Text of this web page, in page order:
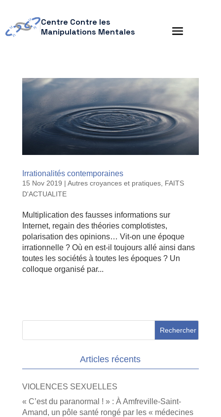
Centre Contre les
Manipulations Mentales
Irrationalités contemporaines
15 Nov 2019 | Autres croyances et pratiques, FAITS
D'ACTUALITE
Multiplication des fausses informations sur
Internet, regain des théories complotistes,
polarisation des opinions… Vit-on une époque
irrationnelle ? Où en est-il toujours allé ainsi dans
toutes les sociétés à toutes les époques ? Un
colloque organisé par...
Articles récents
VIOLENCES SEXUELLES
« C’est du paranormal ! » : À Amfreville-Saint-
Amand, un pôle santé rongé par les « médecines